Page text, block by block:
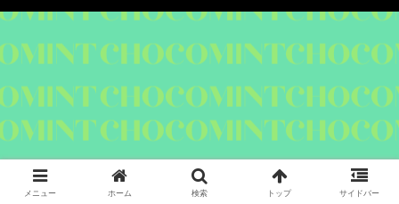
メニュー ホーム 検索 トップ サイドバー